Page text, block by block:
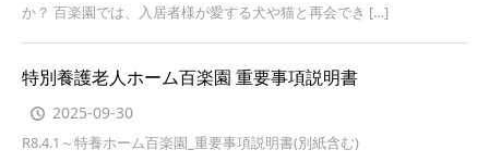
か？ 百楽園では、入居者様が愛する犬や猫と再会でき […]
特別養護老人ホーム百楽園 重要事項説明書
2025-09-30
R8.4.1～特養ホーム百楽園_重要事項説明書(別紙含む)